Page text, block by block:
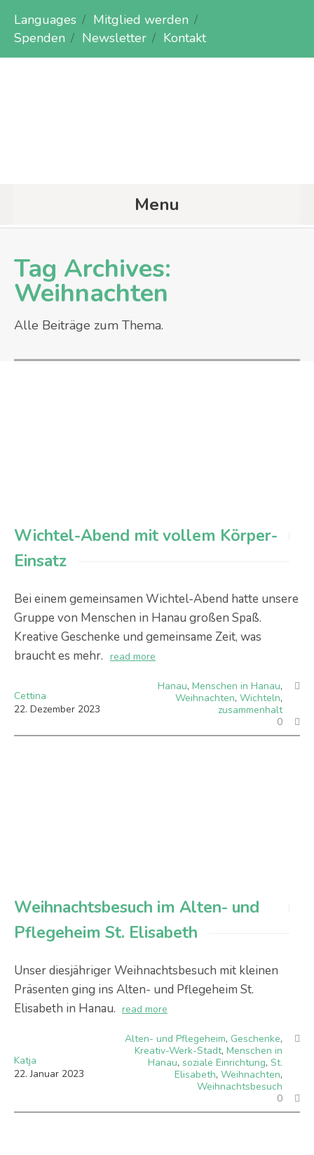
Languages
Mitglied werden
Spenden
Newsletter Kontakt
Menu
Tag Archives:
Weihnachten
Alle Beiträge zum Thema.
Wichtel-Abend mit vollem Körper-
Einsatz
Bei einem gemeinsamen Wichtel-Abend hatte unsere
Gruppe von Menschen in Hanau großen Spaß.
Kreative Geschenke und gemeinsame Zeit, was
braucht es mehr. read more
Cettina
22. Dezember 2023
Hanau, Menschen in Hanau,
Weihnachten, Wichteln,
zusammenhalt
0
Weihnachtsbesuch im Alten- und
Pflegeheim St. Elisabeth
Unser diesjähriger Weihnachtsbesuch mit kleinen
Präsenten ging ins Alten- und Pflegeheim St.
Elisabeth in Hanau. read more
Katja
22. Januar 2023
Alten- und Pflegeheim, Geschenke,
Kreativ-Werk-Stadt, Menschen in
Hanau, soziale Einrichtung, St.
Elisabeth, Weihnachten,
Weihnachtsbesuch
0